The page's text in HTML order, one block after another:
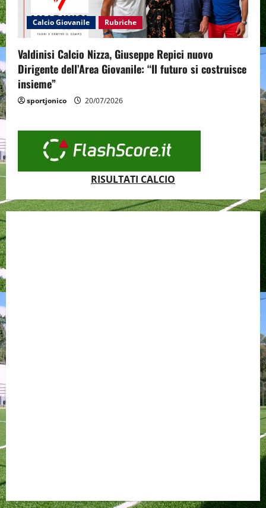
Calcio Giovanile Rubriche
Valdinisi Calcio Nizza, Giuseppe Repici nuovo
Dirigente dell’Area Giovanile: “Il futuro si costruisce
insieme”
sportjonico 20/07/2026
RISULTATI CALCIO